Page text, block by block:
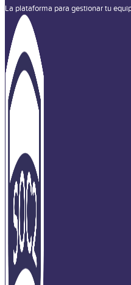
La plataforma para gestionar tu